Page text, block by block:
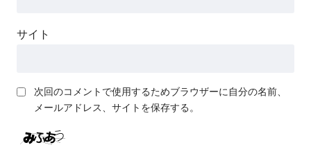
サイト
次回のコメントで使用するためブラウザーに自分の名前、
メールアドレス、サイトを保存する。